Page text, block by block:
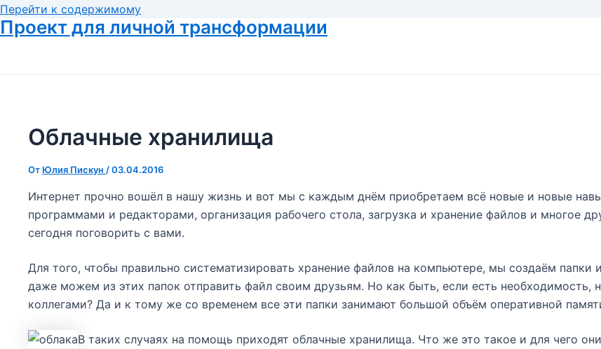
Перейти к содержимому
Проект для личной трансформации
Облачные хранилища
От Юлия Пискун /03.04.2016
Интернет прочно вошёл в нашу жизнь и вот мы с каждым днём приобретаем всё новые и новые
программами и редакторами, организация рабочего стола, загрузка и хранение файлов и многое
сегодня поговорить с вами.
Для того, чтобы правильно систематизировать хранение файлов на компьютере, мы создаём
даже можем из этих папок отправить файл своим друзьям. Но как быть, если есть необходимость,
коллегами? Да и к тому же со временем все эти папки занимают большой объём оперативной
В таких случаях на помощь приходят облачные хранилища. Что же это такое и для чего